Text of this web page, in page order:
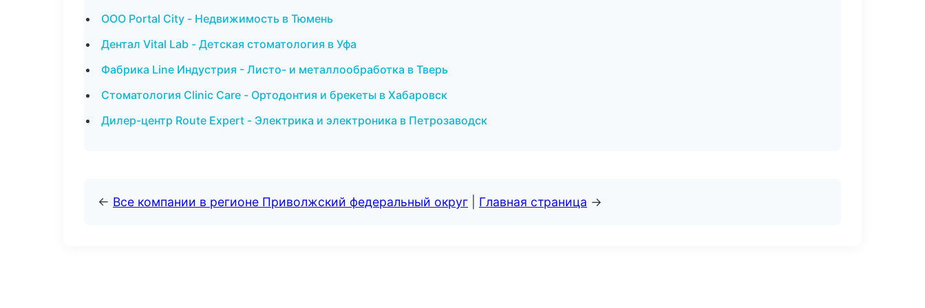
ООО Portal City - Недвижимость в Тюмень
Дентал Vital Lab - Детская стоматология в Уфа
Фабрика Line Индустрия - Листо- и металлообработка в Тверь
Стоматология Clinic Care - Ортодонтия и брекеты в Хабаровск
Дилер-центр Route Expert - Электрика и электроника в Петрозаводск
← Все компании в регионе Приволжский федеральный округ Главная страница →